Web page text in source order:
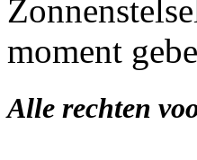
moment
Alle rechten